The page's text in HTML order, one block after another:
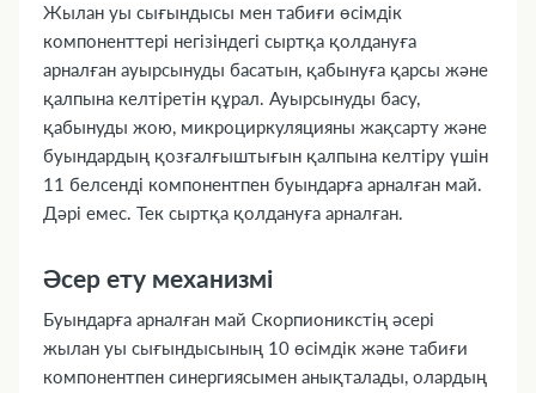
Жылан уы сығындысы мен табиғи өсімдік
компоненттері негізіндегі сыртқа қолдануға
арналған ауырсынуды басатын, қабынуға қарсы және
қалпына келтіретін құрал. Ауырсынуды басу,
қабынуды жою, микроциркуляцияны жақсарту және
буындардың қозғалғыштығын қалпына келтіру үшін
11 белсенді компонентпен буындарға арналған май.
Дәрі емес. Тек сыртқа қолдануға арналған.
Әсер ету механизмі
Буындарға арналған май Скорпионикстің әсері
жылан уы сығындысының 10 өсімдік және табиғи
компонентпен синергиясымен анықталады, олардың